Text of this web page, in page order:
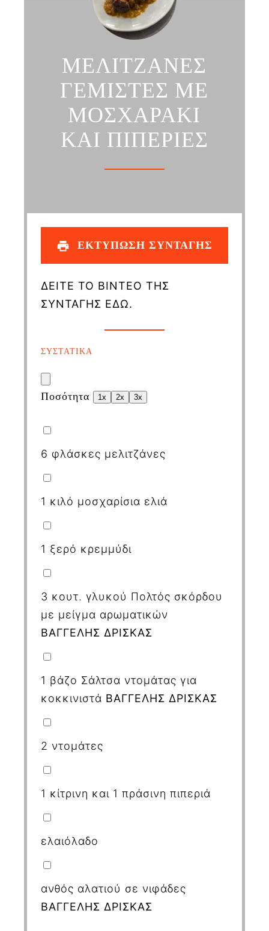
ΜΕΛΙΤΖΑΝΕΣ
ΓΕΜΙΣΤΕΣ ΜΕ
ΜΟΣΧΑΡΑΚΙ
ΚΑΙ ΠΙΠΕΡΙΕΣ
ΕΚΤΥΠΩΣΗ ΣΥΝΤΑΓΗΣ
ΔΕΙΤΕ ΤΟ ΒΙΝΤΕΟ ΤΗΣ
ΣΥΝΤΑΓΗΣ ΕΔΩ.
ΣΥΣΤΑΤΙΚΑ
Ποσότητα 1x 2x 3x
6 φλάσκες μελιτζάνες
1 κιλό μοσχαρίσια ελιά
1 ξερό κρεμμύδι
3 κουτ. γλυκού Πολτός σκόρδου
με μείγμα αρωματικών
ΒΑΓΓΕΛΗΣ ΔΡΙΣΚΑΣ
1 βάζο Σάλτσα ντομάτας για
κοκκινιστά ΒΑΓΓΕΛΗΣ ΔΡΙΣΚΑΣ
2 ντομάτες
1 κίτρινη και 1 πράσινη πιπεριά
ελαιόλαδο
ανθός αλατιού σε νιφάδες
ΒΑΓΓΕΛΗΣ ΔΡΙΣΚΑΣ